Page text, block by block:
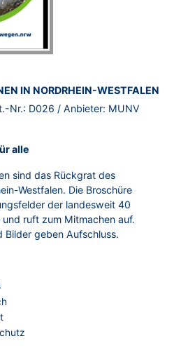
IN NORDRHEIN-WESTFALEN
Nr.: D026 / Anbieter: MUNV
alle
sind das Rückgrat des
Westfalen. Die Broschüre
der landesweit 40
und ruft zum Mitmachen auf.
Bilder geben Aufschluss.